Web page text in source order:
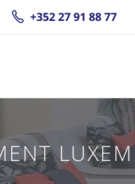
+352 27 91 88 77